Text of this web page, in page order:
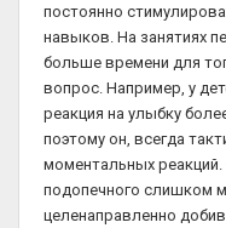
постоянно
навыков. На занятиях
больше времени для
вопрос. Например, у
реакция на улыбку
поэтому он, всегда
моментальных реакций.
подопечного слишком
целенаправленно